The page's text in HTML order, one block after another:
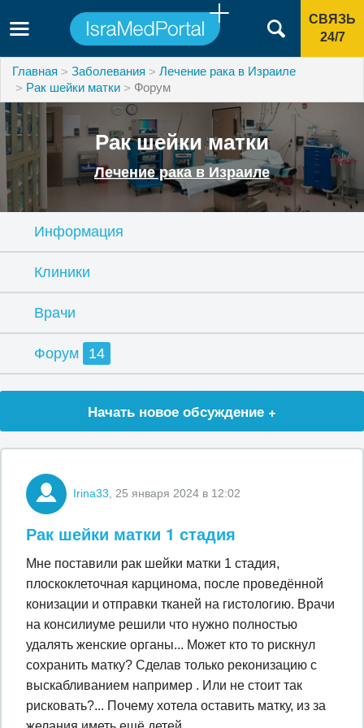
СВЯЗЬ
24/7
Главная Заболевания
Лечение рака в Израиле
Рак шейки матки
Форум
Рак шейки матки
Лечение рака в Израиле
Информация
Клиники
Врачи
Форум 14
Начать новое обсуждение +
Irina33 , 25 января 2024 в 12:02
Рак шейки матки 1 стадия
Мне поставили рак шейки матки 1 стадия,
плоскоклеточная карцинома, после проведённой
конизации и отправки тканей на гистологию. Врачи
на консилиуме решили что нужно полностью
удалять женские органы... Может кто то рискнул
сохранить матку? Сделав только реконизацию с
выскабливанием например . Или не стоит так
рисковать?... Почему хотела оставить матку, из за